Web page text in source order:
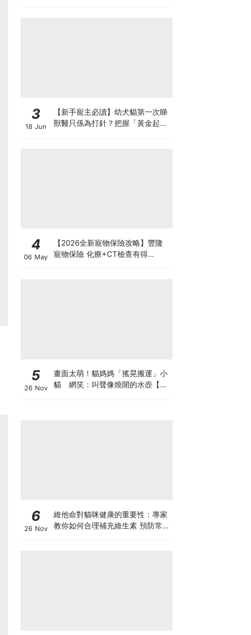
3
18 Jun
【新手寵主必讀】幼犬貓第一次睇
獸醫只係為打針？把握「黃金起跑
4
06 May
【2026全新寵物保險攻略】豐隆
寵物保險 化療+CT檢查有得
5
26 Nov
畫面太萌！貓媽媽「搖晃搬運」小
貓 網笑：叫聲像燒開的水壺【有
6
26 Nov
維他命對貓咪健康的重要性：專家
教你如何合理補充維生素 預防常見